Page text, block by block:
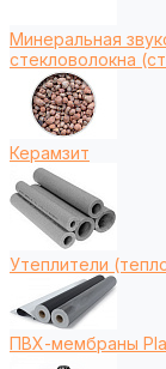
Минеральная
стекловолокна
Керамзит
Утеплители
ПВХ-мембраны